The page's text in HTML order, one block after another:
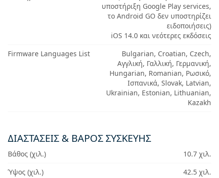
υποστήριξη Google Play services,
το Android GO δεν υποστηρίζει
ειδοποιήσεις)
iOS 14.0 και νεότερες εκδόσεις
Firmware Languages List
Bulgarian, Croatian, Czech,
Αγγλική, Γαλλική, Γερμανική,
Hungarian, Romanian, Ρωσικό,
Ισπανικά, Slovak, Latvian,
Ukrainian, Estonian, Lithuanian,
Kazakh
ΔΙΑΣΤΆΣΕΙΣ & ΒΆΡΟΣ ΣΥΣΚΕΥΉΣ
Βάθος (χιλ.)
10.7 χιλ.
Ύψος (χιλ.)
42.5 χιλ.